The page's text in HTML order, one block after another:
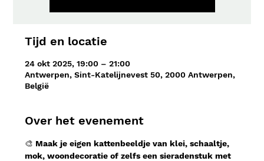
Tijd en locatie
24 okt 2025, 19:00 – 21:00
Antwerpen, Sint-Katelijnevest 50, 2000 Antwerpen,
België
Over het evenement
🎨 Maak je eigen kattenbeeldje van klei, schaaltje,
mok, woondecoratie of zelfs een sieradenstuk met